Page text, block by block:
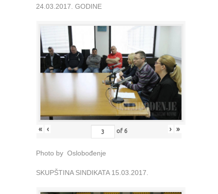
24.03.2017. GODINE
« ‹ of 6 › »
Photo by Oslobođenje
SKUPŠTINA SINDIKATA 15.03.2017.